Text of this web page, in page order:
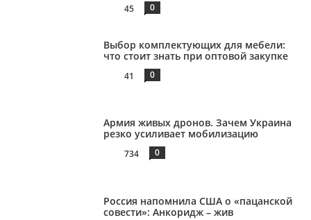
45 0
Выбор комплектующих для мебели:
что стоит знать при оптовой закупке
41 0
Армия живых дронов. Зачем Украина
резко усиливает мобилизацию
734 0
Россия напомнила США о «пацанской
совести»: Анкоридж – жив